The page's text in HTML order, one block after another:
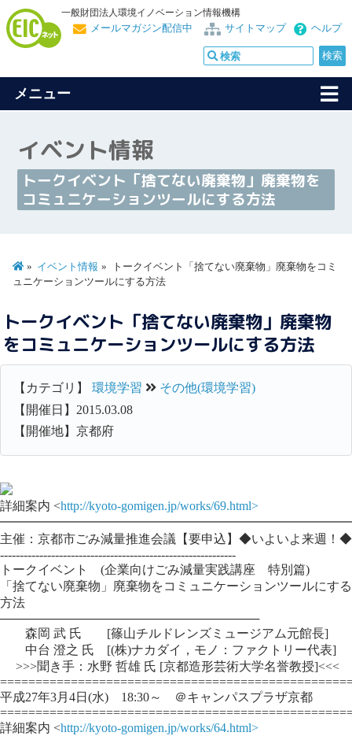
一般財団法人環境イノベーション情報機構
ヘルプ
サイトマップ
メールマガジン配信中
メニュー
イベント情報
トークイベント「捨てない廃棄物」廃棄物を
コミュニケーションツールにする方法
イベント情報
トークイベント「捨てない廃棄物」廃棄物をコミ
ュニケーションツールにする方法
トークイベント「捨てない廃棄物」廃棄物
をコミュニケーションツールにする方法
【カテゴリ】 環境学習
その他(環境学習)
【開催日】2015.03.08
【開催地】京都府
詳細案内 <http://kyoto-gomigen.jp/works/69.html>
主催：京都市ごみ減量推進会議【要申込】◆いよいよ来週！◆
------------------------------------------------------------
トークイベント (企業向けごみ減量実践講座 特別篇)
「捨てない廃棄物」廃棄物をコミュニケーションツールにする
方法
──────────────────────────────
森岡 武 氏 [篠山チルドレンズミュージアム元館長]
中台 澄之 氏 [(株)ナカダイ，モノ：ファクトリー代表]
>>>聞き手：水野 哲雄 氏 [京都造形芸術大学名誉教授]<<<
平成27年3月4日(水) 18:30～ ＠キャンパスプラザ京都
詳細案内 <http://kyoto-gomigen.jp/works/64.html>